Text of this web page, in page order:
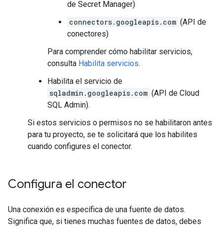
de Secret Manager)
connectors.googleapis.com (API de
conectores)
Para comprender cómo habilitar servicios,
consulta Habilita servicios.
Habilita el servicio de
sqladmin.googleapis.com (API de Cloud
SQL Admin).
Si estos servicios o permisos no se habilitaron antes
para tu proyecto, se te solicitará que los habilites
cuando configures el conector.
Configura el conector
Una conexión es específica de una fuente de datos.
Significa que, si tienes muchas fuentes de datos, debes